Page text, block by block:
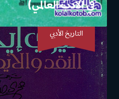
في الأدب العالمي)
التاريخ الأدبي